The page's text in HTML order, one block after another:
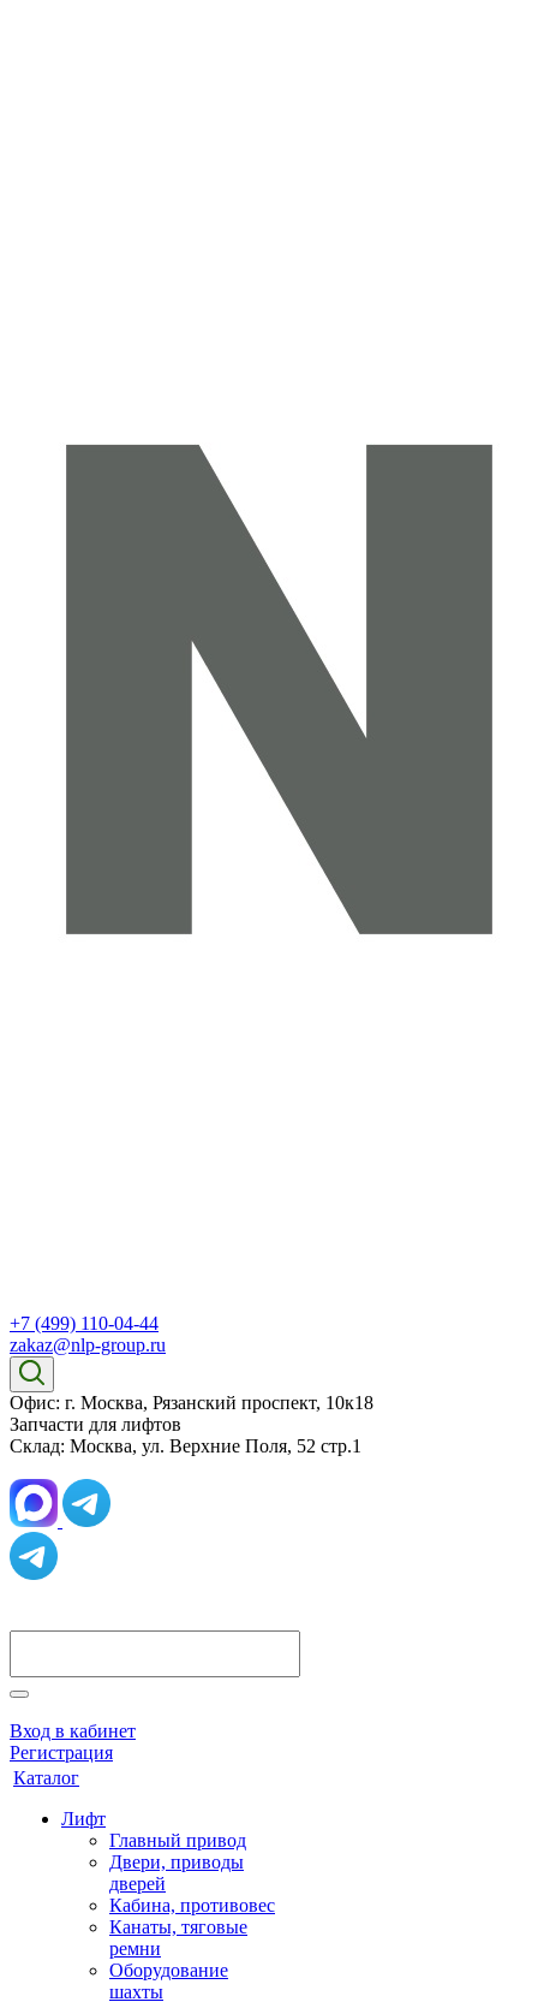
+7 (499) 110-04-44
zakaz@nlp-group.ru
Офис: г. Москва, Рязанский проспект, 10к18
Запчасти для лифтов
Склад: Москва, ул. Верхние Поля, 52 стр.1
Вход в кабинет
Регистрация
Каталог
Лифт
Главный привод
Двери, приводы
дверей
Кабина, противовес
Канаты, тяговые
ремни
Оборудование
шахты